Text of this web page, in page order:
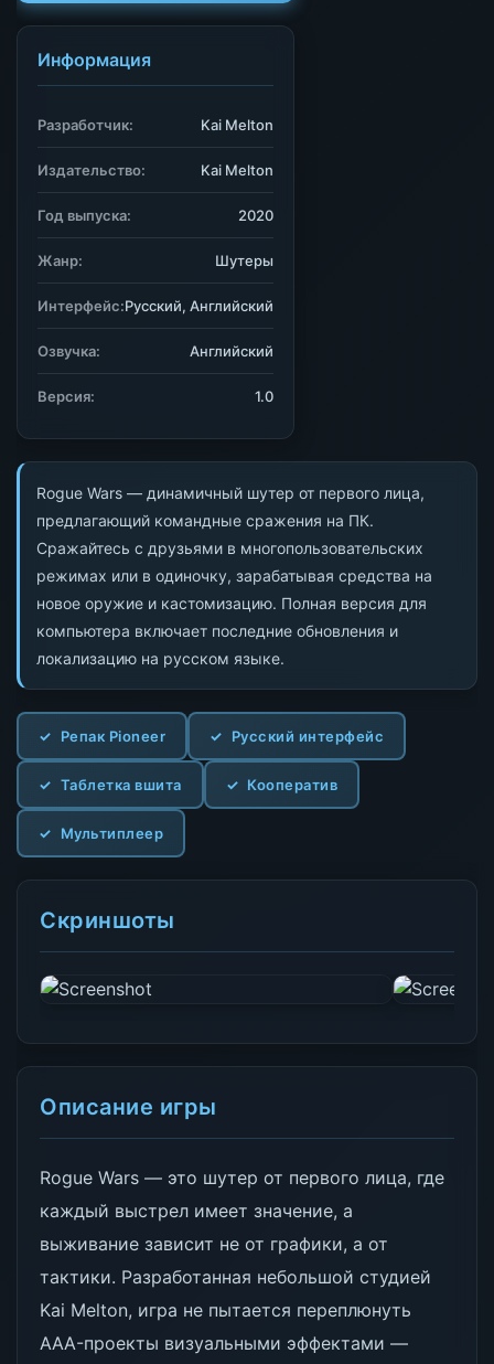
Rogue Wars — динамичный шутер от первого лица,
предлагающий командные сражения на ПК.
Сражайтесь с друзьями в многопользовательских
режимах или в одиночку, зарабатывая средства на
новое оружие и кастомизацию. Полная версия для
компьютера включает последние обновления и
локализацию на русском языке.
Репак Pioneer Русский интерфейс
Таблетка вшита Кооператив
Мультиплеер
Скриншоты
Описание игры
Rogue Wars — это шутер от первого лица, где
каждый выстрел имеет значение, а
выживание зависит не от графики, а от
тактики. Разработанная небольшой студией
Kai Melton, игра не пытается переплюнуть
AAA-проекты визуальными эффектами —
Информация
Разработчик: Kai Melton
Издательство: Kai Melton
Год выпуска: 2020
Жанр: Шутеры
Интерфейс:Русский, Английский
Озвучка: Английский
Версия: 1.0